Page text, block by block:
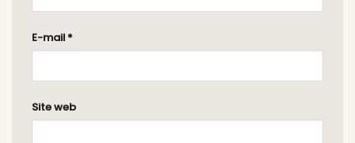
E-mail *
Site web